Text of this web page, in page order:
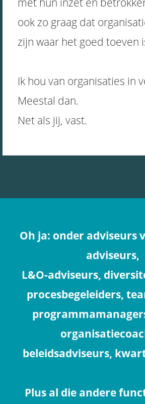
ook zo graag dat
zijn waar het goed toeven
Ik hou van organisaties in
Meestal dan.
Net als jij, vast.
Oh ja: onder adviseurs
adviseurs,
L&O-adviseurs,
procesbegeleiders,
beleidsadviseurs,
Plus al die andere